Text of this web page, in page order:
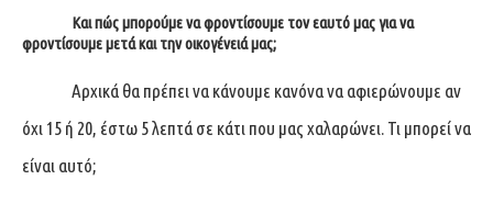
Και πώς μπορούμε να φροντίσουμε τον εαυτό μας για να
φροντίσουμε μετά και την οικογένειά μας;
Αρχικά θα πρέπει να κάνουμε κανόνα να αφιερώνουμε αν
όχι 15 ή 20, έστω 5 λεπτά σε κάτι που μας χαλαρώνει. Τι μπορεί να
είναι αυτό;